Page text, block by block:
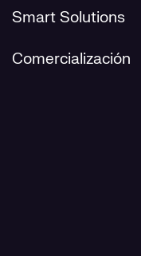
Smart Solutions
Comercialización